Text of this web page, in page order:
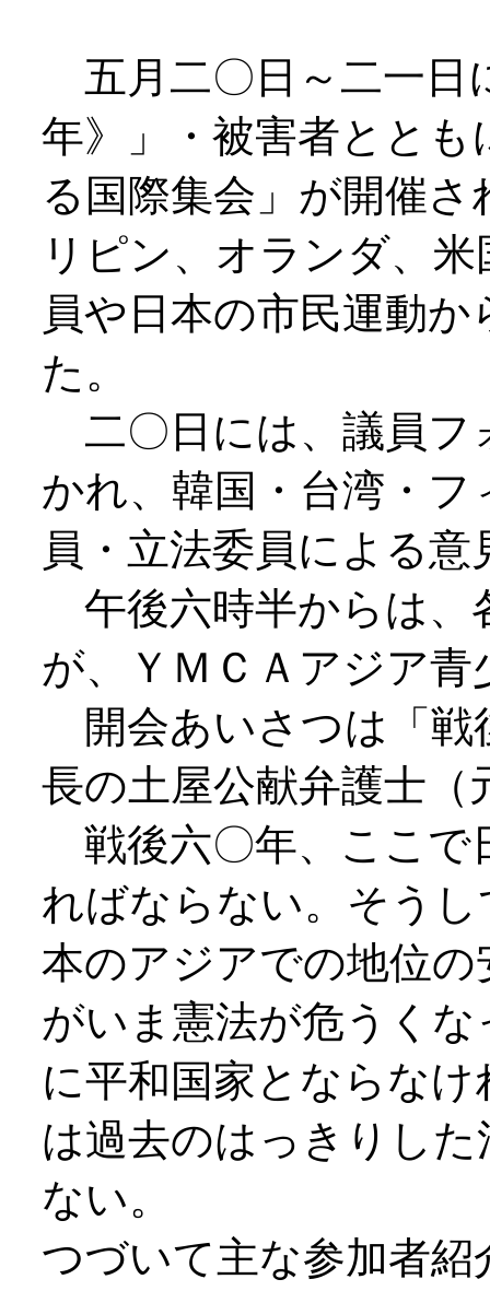
五月二〇日～二一日
年》」・被害者とと
る国際集会」が開催
リピン、オランダ、
員や日本の市民運動
た。
二〇日には、議員フ
かれ、韓国・台湾・
員・立法委員による
午後六時半からは、
が、ＹＭＣＡアジア
開会あいさつは「戦
長の土屋公献弁護士（
戦後六〇年、ここで
ればならない。そう
本のアジアでの地位
がいま憲法が危うく
に平和国家とならな
は過去のはっきりし
ない。
つづいて主な参加者